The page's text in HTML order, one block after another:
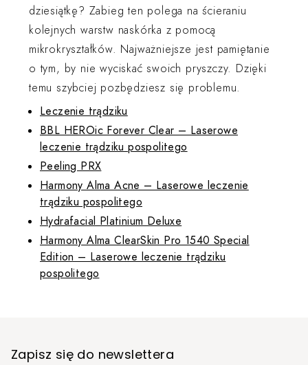
dziesiątkę? Zabieg ten polega na ścieraniu
kolejnych warstw naskórka z pomocą
mikrokryształków. Najważniejsze jest pamiętanie
o tym, by nie wyciskać swoich pryszczy. Dzięki
temu szybciej pozbędziesz się problemu.
Leczenie trądziku
BBL HEROic Forever Clear – Laserowe
leczenie trądziku pospolitego
Peeling PRX
Harmony Alma Acne – Laserowe leczenie
trądziku pospolitego
Hydrafacial Platinium Deluxe
Harmony Alma ClearSkin Pro 1540 Special
Edition – Laserowe leczenie trądziku
pospolitego
Zapisz się do newslettera